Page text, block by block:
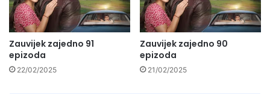
Zauvijek zajedno 91
epizoda
22/02/2025
Zauvijek zajedno 90
epizoda
21/02/2025